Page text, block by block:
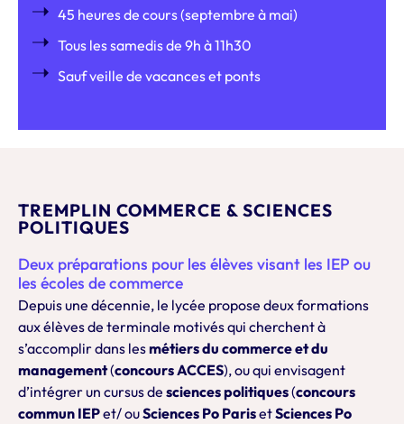
45 heures de cours (septembre à mai)
Tous les samedis de 9h à 11h30
Sauf veille de vacances et ponts
TREMPLIN COMMERCE & SCIENCES
POLITIQUES
Deux préparations pour les élèves visant les IEP ou
les écoles de commerce
Depuis une décennie, le lycée propose deux formations
aux élèves de terminale motivés qui cherchent à
s’accomplir dans lesmétiers du commerce et du
management(concours ACCES), ou qui envisagent
d’intégrer un cursus de sciences politiques(concours
commun IEPet/ ouSciences Po ParisetSciences Po